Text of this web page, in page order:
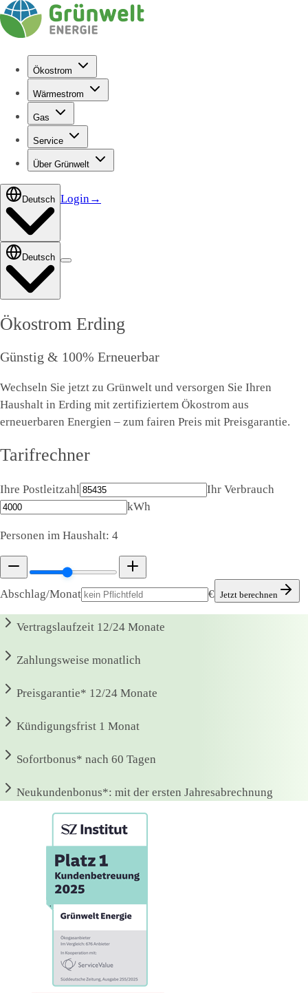
Ökostrom
Wärmestrom
Gas
Service
Über Grünwelt
Deutsch Login→
Deutsch
Ökostrom Erding
Günstig & 100% Erneuerbar
Wechseln Sie jetzt zu Grünwelt und versorgen Sie Ihren
Haushalt in Erding mit zertifiziertem Ökostrom aus
erneuerbaren Energien – zum fairen Preis mit Preisgarantie.
Tarifrechner
Ihre Postleitzahl
Ihr Verbrauch
kWh
Personen im Haushalt: 4
Abschlag/Monat € Jetzt berechnen
Vertragslaufzeit 12/24 Monate
Zahlungsweise monatlich
Preisgarantie* 12/24 Monate
Kündigungsfrist 1 Monat
Sofortbonus* nach 60 Tagen
Neukundenbonus*: mit der ersten Jahresabrechnung